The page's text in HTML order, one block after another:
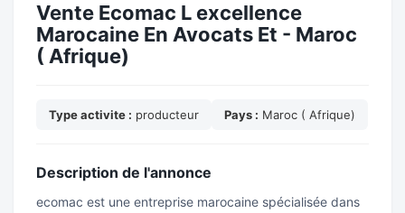
Vente Ecomac L excellence
Marocaine En Avocats Et - Maroc
( Afrique)
Type activite : producteur Pays : Maroc ( Afrique)
Description de l'annonce
ecomac est une entreprise marocaine spécialisée dans